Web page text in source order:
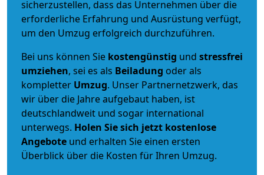
sicherzustellen, dass das Unternehmen über die
erforderliche Erfahrung und Ausrüstung verfügt,
um den Umzug erfolgreich durchzuführen.
Bei uns können Sie kostengünstig und stressfrei
umziehen, sei es als Beiladung oder als
kompletter Umzug. Unser Partnernetzwerk, das
wir über die Jahre aufgebaut haben, ist
deutschlandweit und sogar international
unterwegs. Holen Sie sich jetzt kostenlose
Angebote und erhalten Sie einen ersten
Überblick über die Kosten für Ihren Umzug.